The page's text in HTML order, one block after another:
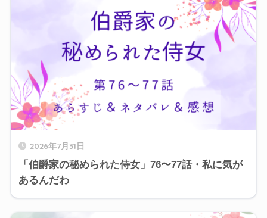
2026年7月31日
「伯爵家の秘められた侍女」76〜77話・私に気が
あるんだわ